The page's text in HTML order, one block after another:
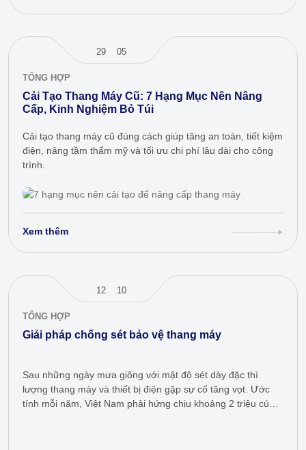
29 05
TỔNG HỢP
Cải Tạo Thang Máy Cũ: 7 Hạng Mục Nên Nâng
Cấp, Kinh Nghiệm Bỏ Túi
Cải tạo thang máy cũ đúng cách giúp tăng an toàn, tiết kiệm
điện, nâng tầm thẩm mỹ và tối ưu chi phí lâu dài cho công
trình.
Xem thêm
12 10
TỔNG HỢP
Giải pháp chống sét bảo vệ thang máy
Sau những ngày mưa giông với mật độ sét dày đặc thì
lượng thang máy và thiết bị điện gặp sự cố tăng vọt. Ước
tính mỗi năm, Việt Nam phải hứng chịu khoảng 2 triệu cú